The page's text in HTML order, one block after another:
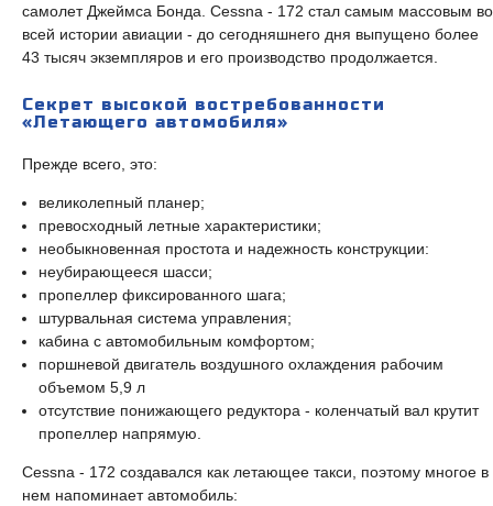
самолет Джеймса Бонда. Cessna - 172 стал самым массовым во
всей истории авиации - до сегодняшнего дня выпущено более
43 тысяч экземпляров и его производство продолжается.
Секрет высокой востребованности
«Летающего автомобиля»
Прежде всего, это:
великолепный планер;
превосходный летные характеристики;
необыкновенная простота и надежность конструкции:
неубирающееся шасси;
пропеллер фиксированного шага;
штурвальная система управления;
кабина с автомобильным комфортом;
поршневой двигатель воздушного охлаждения рабочим
объемом 5,9 л
отсутствие понижающего редуктора - коленчатый вал крутит
пропеллер напрямую.
Cessna - 172 создавался как летающее такси, поэтому многое в
нем напоминает автомобиль: